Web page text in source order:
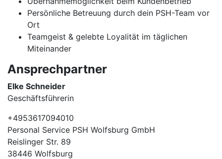
Persönliche Betreuung durch dein PSH-Team vor
Ort
Teamgeist & gelebte Loyalität im täglichen
Miteinander
Ansprechpartner
Elke Schneider
Geschäftsführerin
+4953617094010
Personal Service PSH Wolfsburg GmbH
Reislinger Str. 89
38446 Wolfsburg